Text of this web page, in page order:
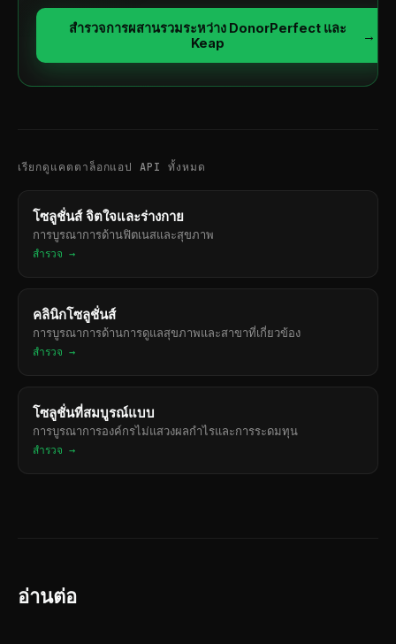
สำรวจการผสานรวมระหว่าง DonorPerfect และ
Keap
→
เรียกดูแคตตาล็อกแอป API ทั้งหมด
โซลูชั่นส์ จิตใจและร่างกาย
การบูรณาการด้านฟิตเนสและสุขภาพ
สำรวจ →
คลินิกโซลูชั่นส์
การบูรณาการด้านการดูแลสุขภาพและสาขาที่เกี่ยวข้อง
สำรวจ →
โซลูชั่นที่สมบูรณ์แบบ
การบูรณาการองค์กรไม่แสวงผลกำไรและการระดมทุน
สำรวจ →
อ่านต่อ